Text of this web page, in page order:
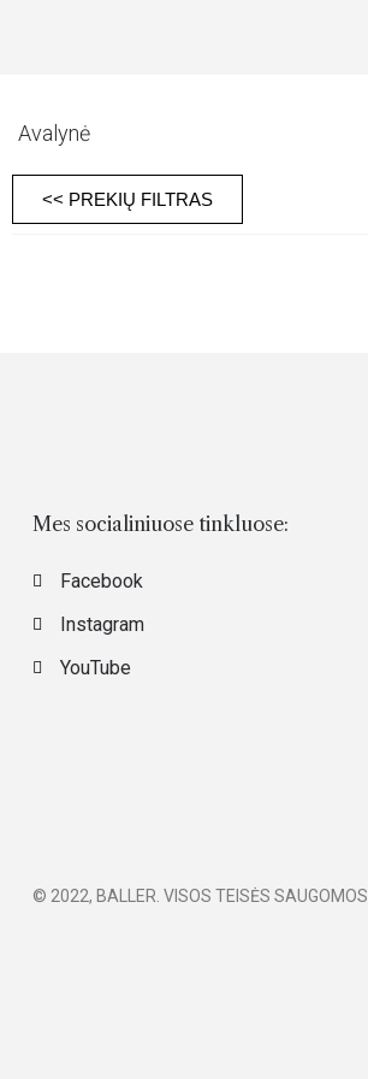
Avalynė
<< PREKIŲ FILTRAS
Mes socialiniuose tinkluose:
Facebook
Instagram
YouTube
© 2022, BALLER. VISOS TEISĖS SAUGOMOS